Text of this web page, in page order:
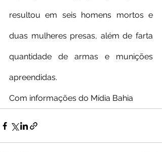
resultou em seis homens mortos e
duas mulheres presas, além de farta
quantidade de armas e munições
apreendidas.
Com informações do Mídia Bahia